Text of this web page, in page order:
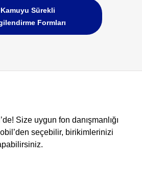
Kamuyu Sürekli
Formları
Size uygun fon danışmanlığı
seçebilir, birikimlerinizi